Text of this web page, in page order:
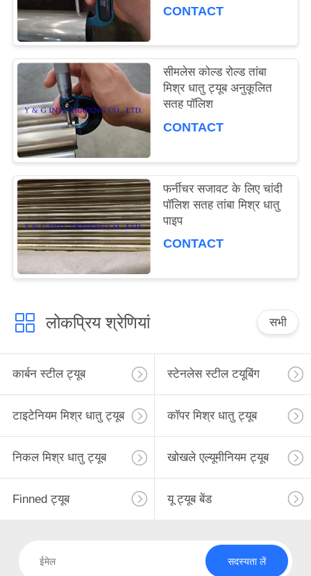
PRIVACY
POLICY
CONTACT
सीमलेस कोल्ड रोल्ड तांबा
मिश्र धातु ट्यूब अनुकूलित
सतह पॉलिश
CONTACT
फर्नीचर सजावट के लिए चांदी
पॉलिश सतह तांबा मिश्र धातु
पाइप
CONTACT
लोकप्रिय श्रेणियां सभी
कार्बन स्टील ट्यूब स्टेनलेस स्टील टयूबिंग
टाइटेनियम मिश्र धातु ट्यूब कॉपर मिश्र धातु ट्यूब
निकल मिश्र धातु ट्यूब खोखले एल्यूमीनियम ट्यूब
Finned ट्यूब यू ट्यूब बेंड
सदस्यता लें